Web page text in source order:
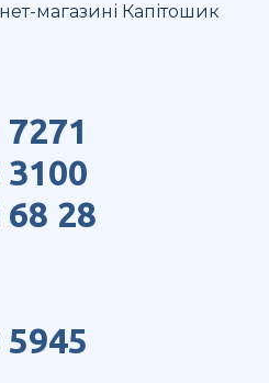
магазині Капітошик
3100
28